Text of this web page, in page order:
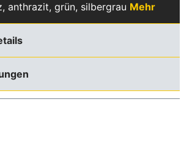
anthrazit, grün, silbergrau Mehr